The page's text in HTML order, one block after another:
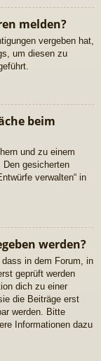
melden?
vergeben hat,
um diesen zu
beim
und zu einem
Den gesicherten
verwalten“ in
werden?
in dem Forum, in
geprüft werden
dich zu einer
die Beiträge erst
werden. Bitte
Informationen dazu